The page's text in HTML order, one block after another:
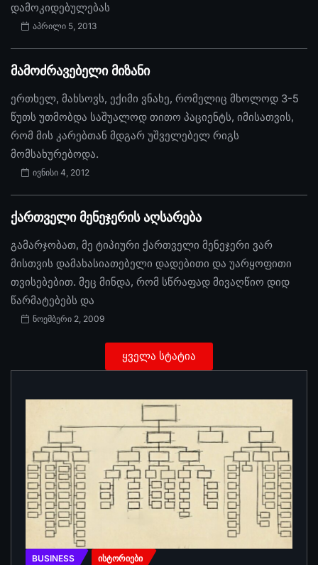
დამოკიდებულებას
აპრილი 5, 2013
მამოძრავებელი მიზანი
ერთხელ, მახსოვს, ექიმი ვნახე, რომელიც მხოლოდ 3-5
წუთს უთმობდა საშუალოდ თითო პაციენტს, იმისათვის,
რომ მის კარებთან მდგარ უშველებელ რიგს
მომსახურებოდა.
ივნისი 4, 2012
ქართველი მენეჯერის აღსარება
გამარჯობათ, მე ტიპიური ქართველი მენეჯერი ვარ
მისთვის დამახასიათებელი დადებითი და უარყოფითი
თვისებებით. მეც მინდა, რომ სწრაფად მივაღწიო დიდ
წარმატებებს და
ნოემბერი 2, 2009
ყველა სტატია
BUSINESS ᲘᲡᲢᲝᲠᲘᲔᲑᲘ